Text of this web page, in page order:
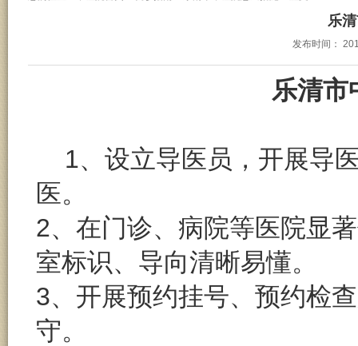
乐
发布时间：
乐清市
1、设立导医员，开展导
医。
2、在门诊、病院等医院显
室标识、导向清晰易懂。
3、开展预约挂号、预约检
守。